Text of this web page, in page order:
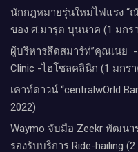
นักกฎหมายรุ่นใหม่ไฟแรง “
ของ ศ.มารุต บุนนาค (1 มกร
ผู้บริหารสึดสมาร์ท่”คุณเนย
Clinic -ไฮโซลคลินิก (1 มกร
เคาท์ดาวน์​ “centralwOrld
2022)
Waymo จับมือ Zeekr พัฒน
รองรับบริการ Ride-hailing